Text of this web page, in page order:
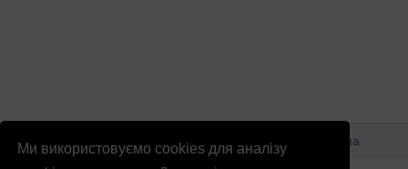
Ми використовуємо cookies для аналізу
© Патріоти України 2026 Правова інформація
Реклама